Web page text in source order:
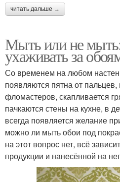
читать дальше →
Мыть или не
ухаживать за
Со временем на любом
появляются пятна от пальцев,
фломастеров, скапливается
пачкаются стены на кухне, в
всегда появляется желание
можно ли мыть обои под
на этот вопрос нет, всё
продукции и нанесённой на